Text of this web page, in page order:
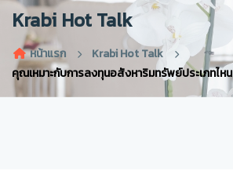
Krabi Hot Talk
หน้าแรก
Krabi Hot Talk
คุณเหมาะกับการลงทุนอสังหาริมทรัพย์ประเภทไหน